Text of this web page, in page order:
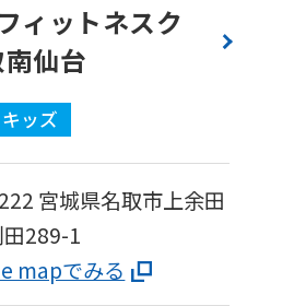
ィットネスク
仙台
キッズ
宮城県名取市上余田
289-1
mapでみる